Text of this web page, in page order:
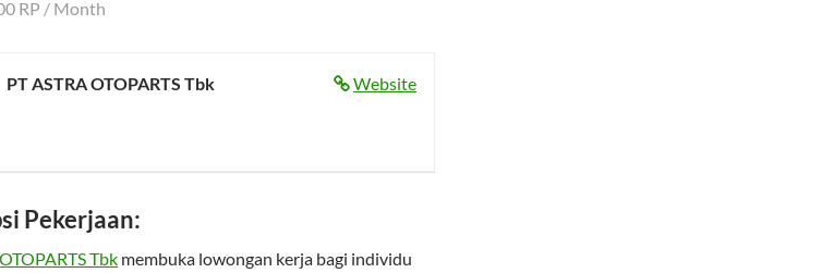
RP / Month
Website
PT ASTRA OTOPARTS Tbk
Pekerjaan:
Tbk membuka lowongan kerja bagi individu